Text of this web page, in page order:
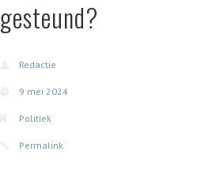
gesteund?
Redactie
9 mei 2024
Politiek
Permalink